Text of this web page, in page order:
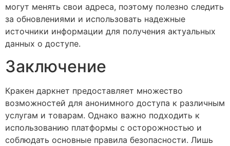
могут менять свои адреса, поэтому полезно следить
за обновлениями и использовать надежные
источники информации для получения актуальных
данных о доступе.
Заключение
Кракен даркнет предоставляет множество
возможностей для анонимного доступа к различным
услугам и товарам. Однако важно подходить к
использованию платформы с осторожностью и
соблюдать основные правила безопасности. Лишь